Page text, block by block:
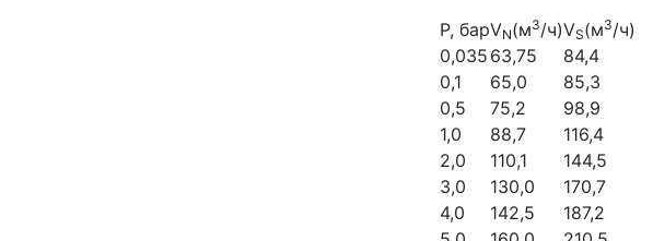
Р, барVN(м3/ч)VS(м3/ч)
0,035
0,1
0,5
1,0
2,0
3,0
4,0
63,75
65,0
75,2
88,7
110,1
130,0
142,5
84,4
85,3
98,9
116,4
144,5
170,7
187,2